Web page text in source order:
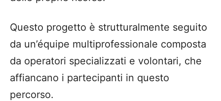
Questo progetto è strutturalmente seguito
da un’équipe multiprofessionale composta
da operatori specializzati e volontari, che
affiancano i partecipanti in questo
percorso.